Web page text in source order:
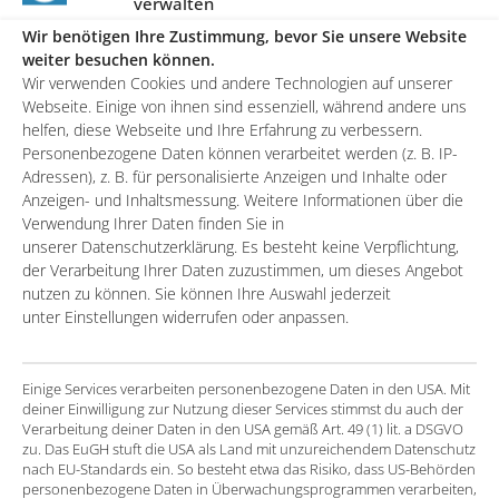
Wir benötigen Ihre Zustimmung, bevor Sie unsere Website
weiter besuchen können.
Wir verwenden Cookies und andere Technologien auf unserer
Webseite. Einige von ihnen sind essenziell, während andere uns
helfen, diese Webseite und Ihre Erfahrung zu verbessern.
Personenbezogene Daten können verarbeitet werden (z. B. IP-
Adressen), z. B. für personalisierte Anzeigen und Inhalte oder
Anzeigen- und Inhaltsmessung. Weitere Informationen über die
Verwendung Ihrer Daten finden Sie in
unserer Datenschutzerklärung. Es besteht keine Verpflichtung,
der Verarbeitung Ihrer Daten zuzustimmen, um dieses Angebot
nutzen zu können. Sie können Ihre Auswahl jederzeit
unter Einstellungen widerrufen oder anpassen.
Einige Services verarbeiten personenbezogene Daten in den USA. Mit
deiner Einwilligung zur Nutzung dieser Services stimmst du auch der
Verarbeitung deiner Daten in den USA gemäß Art. 49 (1) lit. a DSGVO
zu. Das EuGH stuft die USA als Land mit unzureichendem Datenschutz
nach EU-Standards ein. So besteht etwa das Risiko, dass US-Behörden
personenbezogene Daten in Überwachungsprogrammen verarbeiten,
Wir wünschen Ihnen viel Erfolg mit unseren speziell für
Sie aufbereiteten Informationen. entero unterstützt Sie
bei der Beantwortung der Fragen, Bestimmung des
Status Quo und Definition eines gemeinsamen
Zielbildes inkl. konkreter Ansätze.